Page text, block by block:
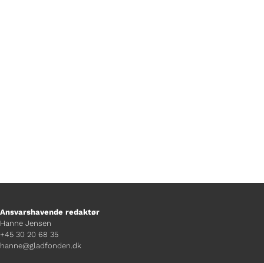
Ansvarshavende redaktør
Hanne Jensen
+45 30 20 68 35
hanne@gladfonden.dk